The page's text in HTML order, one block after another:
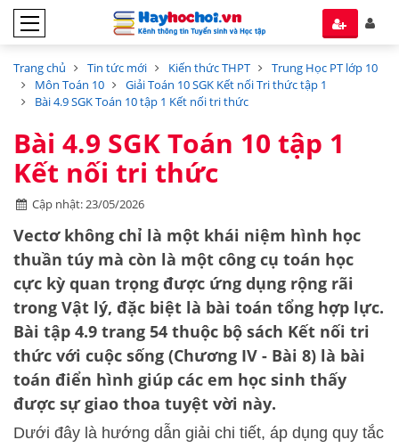
Trang chủ Tin tức mới Kiến thức THPT
Trung Học PT lớp 10
Môn Toán 10
Giải Toán 10 SGK Kết nối Tri thức tập 1
Bài 4.9 SGK Toán 10 tập 1 Kết nối tri thức
Bài 4.9 SGK Toán 10 tập 1
Kết nối tri thức
Cập nhật: 23/05/2026
Vectơ không chỉ là một khái niệm hình học
thuần túy mà còn là một công cụ toán học
cực kỳ quan trọng được ứng dụng rộng rãi
trong Vật lý, đặc biệt là bài toán tổng hợp lực.
Bài tập 4.9 trang 54 thuộc bộ sách Kết nối tri
thức với cuộc sống (Chương IV - Bài 8) là bài
toán điển hình giúp các em học sinh thấy
được sự giao thoa tuyệt vời này.
Dưới đây là hướng dẫn giải chi tiết, áp dụng quy tắc